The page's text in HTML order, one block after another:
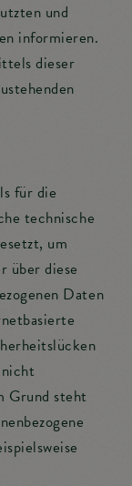
und
informieren.
dieser
für die
technische
um
über diese
Daten
Grund steht